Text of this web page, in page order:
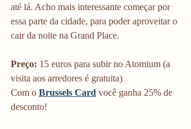
até lá. Acho mais interessante começar por
essa parte da cidade, para poder aproveitar o
cair da noite na Grand Place.
Preço: 15 euros para subir no Atomium (a
visita aos arredores é gratuita)
Com o Brussels Card você ganha 25% de
desconto!